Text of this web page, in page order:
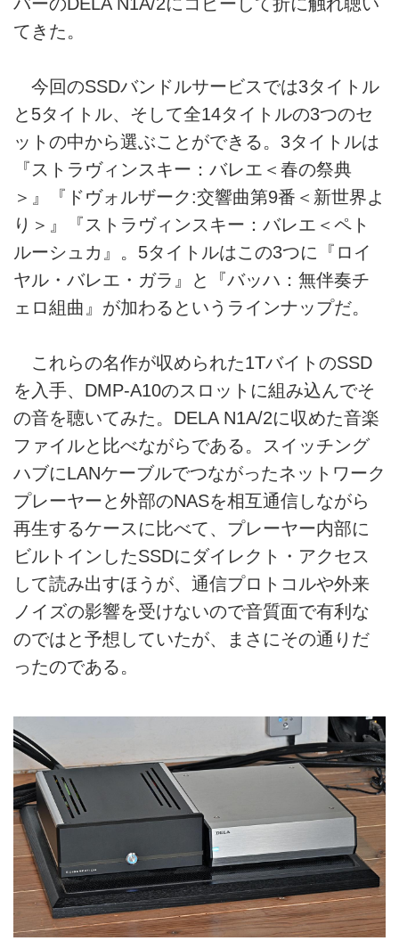
てきた。
今回のSSDバンドルサービスでは3タイトル
と5タイトル、そして全14タイトルの3つのセ
ットの中から選ぶことができる。3タイトルは
『ストラヴィンスキー：バレエ＜春の祭典
＞』『ドヴォルザーク:交響曲第9番＜新世界よ
り＞』『ストラヴィンスキー：バレエ＜ペト
ルーシュカ』。5タイトルはこの3つに『ロイ
ヤル・バレエ・ガラ』と『バッハ：無伴奏チ
ェロ組曲』が加わるというラインナップだ。
これらの名作が収められた1TバイトのSSD
を入手、DMP-A10のスロットに組み込んでそ
の音を聴いてみた。DELA N1A/2に収めた音楽
ファイルと比べながらである。スイッチング
ハブにLANケーブルでつながったネットワーク
プレーヤーと外部のNASを相互通信しながら
再生するケースに比べて、プレーヤー内部に
ビルトインしたSSDにダイレクト・アクセス
して読み出すほうが、通信プロトコルや外来
ノイズの影響を受けないので音質面で有利な
のではと予想していたが、まさにその通りだ
ったのである。